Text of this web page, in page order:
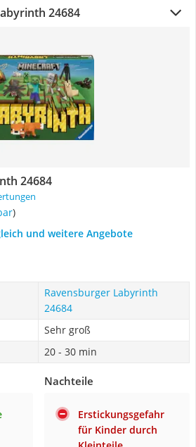
24684
24684
)
und weitere Angebote
Ravensburger Labyrinth
24684
Sehr groß
20 - 30 min
Nachteile
Erstickungsgefahr
für Kinder durch